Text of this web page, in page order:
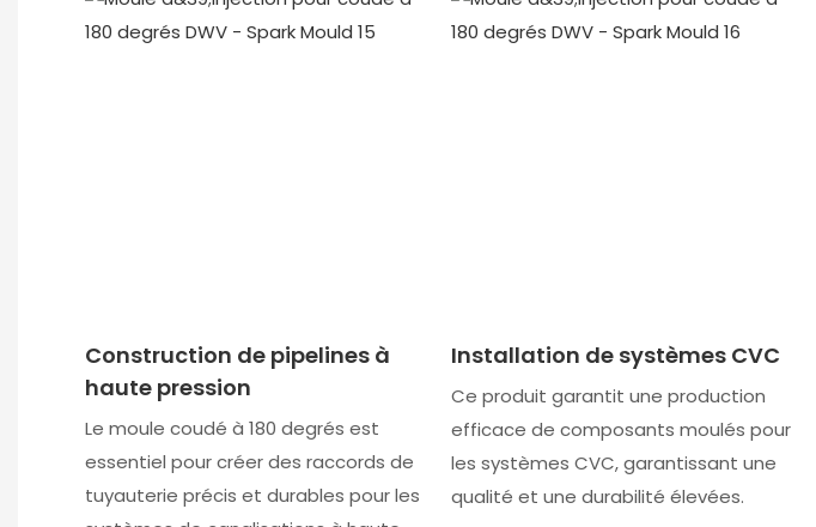
Construction de pipelines à
haute pression
Le moule coudé à 180 degrés est
essentiel pour créer des raccords de
tuyauterie précis et durables pour les
Installation de systèmes CVC
Ce produit garantit une production
efficace de composants moulés pour
les systèmes CVC, garantissant une
qualité et une durabilité élevées.